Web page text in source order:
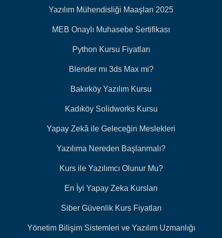
Yazılım Mühendisliği Maaşları 2025
MEB Onaylı Muhasebe Sertifikası
Python Kursu Fiyatları
Blender mı 3ds Max mi?
Bakırköy Yazılım Kursu
Kadıköy Solidworks Kursu
Yapay Zekâ ile Geleceğin Meslekleri
Yazılıma Nereden Başlanmalı?
Kurs ile Yazılımcı Olunur Mu?
En İyi Yapay Zeka Kursları
Siber Güvenlik Kurs Fiyatları
Yönetim Bilişim Sistemleri ve Yazılım Uzmanlığı